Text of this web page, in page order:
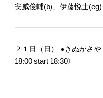
安威俊輔(b)、伊藤悦士(eg)
２１日（日） ●きぬがさや
18:00 start 18:30》